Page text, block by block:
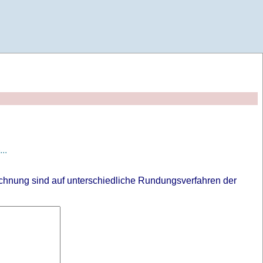
sind auf unterschiedliche Rundungsverfahren der